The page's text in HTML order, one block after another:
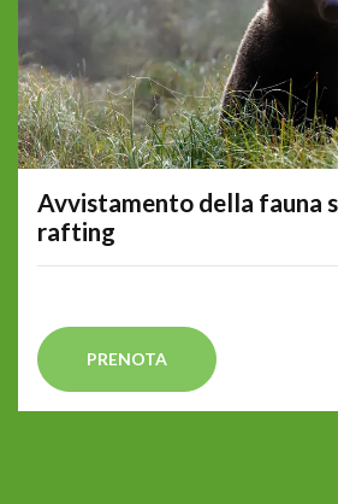
Avvistamento della fauna
rafting
PRENOTA